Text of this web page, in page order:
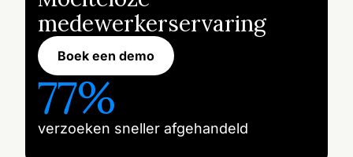
77%
verzoeken sneller afgehandeld
medewerkerservaring
Boek een demo